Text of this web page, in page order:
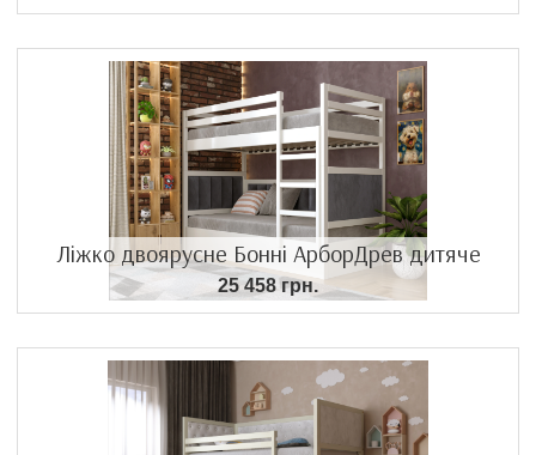
Ліжко двоярусне Бонні АрборДрев дитяче
25 458 грн.